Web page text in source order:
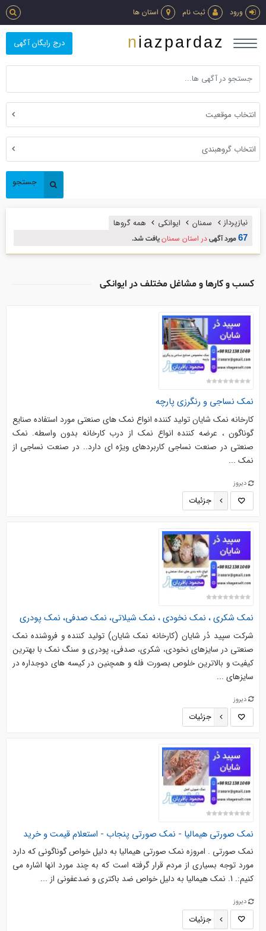
ورود ثبت نام استان ها
درج رایگان آگهی niazpardaz
انتخاب موقعیت
انتخاب گروهبندی
جستجو
نیازپرداز سمنان ایوانکی همه گروها
67مورد آگهیدر استان سمنانیافت شد.
کسب و کارها و مشاغل مختلف در ایوانکی
نمک نساجی و رنگرزی پارچه
کارخانه نمک شایان تولید کننده انواع نمک های صنعتی مورد استفاده صنایع
گوناگون ، عرضه کننده انواع نمک از درب کارخانه بدون واسطه. نمک
صنعتی در صنعت نساجی کاربردهای ویژه ای دارد.. در صنعت نساجی از
نمک ...
دیروز
جزئیات
نمک شکری ، نمک نخودی ، نمک شیلاتی، نمک صدفی، نمک پودری
شرکت سپید دُر شایان (کارخانه نمک شایان) تولید کننده و فروشنده نمک
صنعتی در سایزهای نخودی، شکری، صدفی، پودری و سنگ نمک با بهترین
کیفیت و بالاترین خلوص بصورت فله و همچنین در کیسه های دوجداره در
سایزهای ...
دیروز
جزئیات
نمک صورتی هیمالیا - نمک صورتی پنجاب - استعلام قیمت و خرید
نمک صورتی . امروزه نمک صورتی هیمالیا به دلیل خواص گوناگونی که دارد
مورد توجه بسیاری از مردم قرار گرفته است که به چند مورد انها اشاره می
کنیم:. 1. نمک هیمالیا به دلیل خواص ضد باکتری و ضدعفونی از ...
دیروز
جزئیات